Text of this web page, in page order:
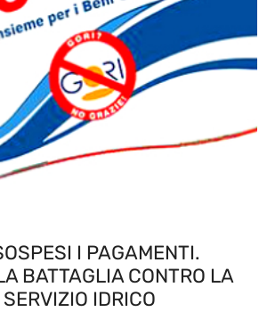
I PAGAMENTI.
BATTAGLIA CONTRO LA
IDRICO